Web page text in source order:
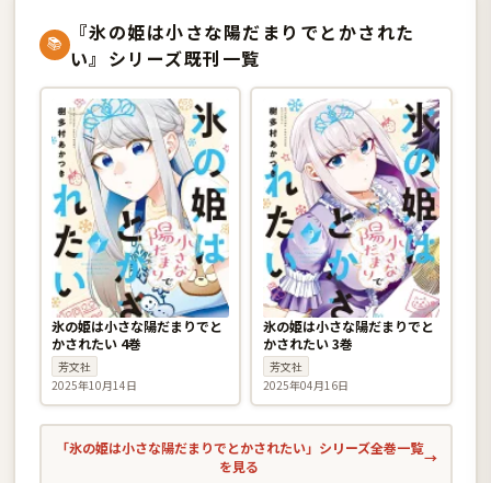
📚
『氷の姫は小さな陽だまりでとかされた
い』シリーズ既刊一覧
氷の姫は小さな陽だまりでと
かされたい 4巻
芳文社
2025年10月14日
氷の姫は小さな陽だまりでと
かされたい 3巻
芳文社
2025年04月16日
「氷の姫は小さな陽だまりでとかされたい」シリーズ全巻一覧
を見る
→